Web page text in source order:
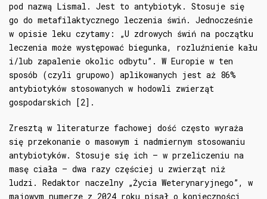
pod nazwą Lismal. Jest to antybiotyk. Stosuje się
go do metafilaktycznego leczenia świń. Jednocześnie
w opisie leku czytamy: „U zdrowych świń na początku
leczenia może występować biegunka, rozluźnienie kału
i/lub zapalenie okolic odbytu”. W Europie w ten
sposób (czyli grupowo) aplikowanych jest aż 86%
antybiotyków stosowanych w hodowli zwierząt
gospodarskich [2].
Zresztą w literaturze fachowej dość często wyraża
się przekonanie o masowym i nadmiernym stosowaniu
antybiotyków. Stosuje się ich – w przeliczeniu na
masę ciała – dwa razy częściej u zwierząt niż
ludzi. Redaktor naczelny „Życia Weterynaryjnego”, w
majowym numerze z 2024 roku pisał o konieczności